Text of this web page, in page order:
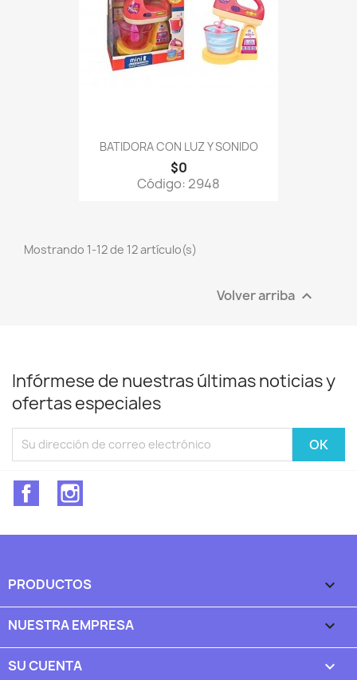
BATIDORA CON LUZ Y SONIDO
$0
Código: 2948
Mostrando 1-12 de 12 artículo(s)
Volver arriba 
Infórmese de nuestras últimas noticias y
ofertas especiales
Facebook
PRODUCTOS 
NUESTRA EMPRESA 
SU CUENTA 